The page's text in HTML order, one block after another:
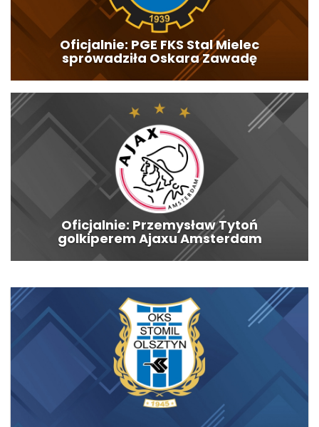
Oficjalnie: PGE FKS Stal Mielec
sprowadziła Oskara Zawadę
Oficjalnie: Przemysław Tytoń
golkiperem Ajaxu Amsterdam